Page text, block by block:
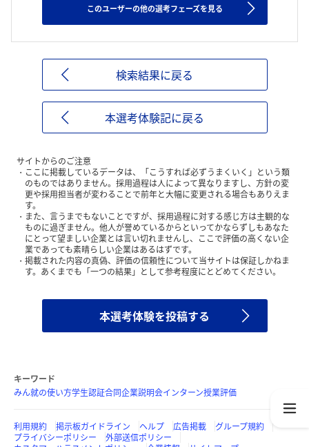
このユーザーの他の選考フェーズを見る
検索結果に戻る
本選考体験記に戻る
サイトからのご注意
ここに掲載しているデータは、「こうすれば必ずうまくいく」という類
のものではありません。採用過程は人によって異なりますし、方針の変
更や採用担当者が変わることで前年と大幅に変更される場合もありえま
す。
また、言うまでもないことですが、採用過程に対する感じ方は主観的な
ものに過ぎません。他人が誉めているからといってかならずしもあなた
にとって望ましい企業とは言い切れませんし、ここで評価の高くない企
業であっても素晴らしい企業はあるはずです。
掲載された内容の真偽、評価の信頼性について当サイトは保証しかねま
す。あくまでも「一つの結果」として参考程度にとどめてください。
本選考体験を投稿する
キーワード
みん就の使い方学生認証合同企業説明会インターン授業評価
利用規約 掲示板ガイドライン ヘルプ 広告掲載
グループ規約
プライバシーポリシー
外部送信ポリシー